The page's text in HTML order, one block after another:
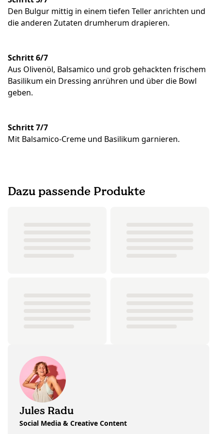
Den Bulgur mittig in einem tiefen Teller anrichten und
die anderen Zutaten drumherum drapieren.
Schritt 6/7
Aus Olivenöl, Balsamico und grob gehackten frischem
Basilikum ein Dressing anrühren und über die Bowl
geben.
Schritt 7/7
Mit Balsamico-Creme und Basilikum garnieren.
Dazu passende Produkte
Jules Radu
Social Media & Creative Content